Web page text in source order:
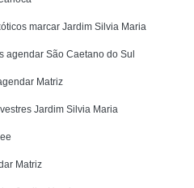
marcar Jardim Silvia Maria
agendar São Caetano do Sul
Matriz
Jardim Silvia Maria
Matriz